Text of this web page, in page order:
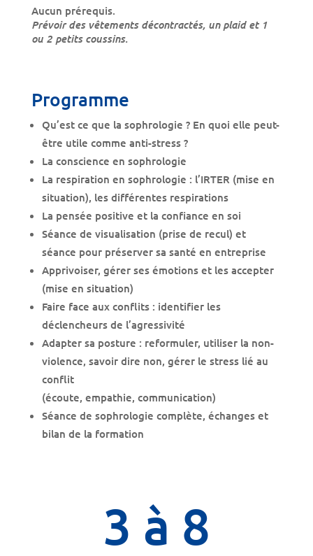
Aucun prérequis.
Prévoir des vêtements décontractés, un plaid et 1
ou 2 petits coussins.
Programme
Qu’est ce que la sophrologie ? En quoi elle peut-
être utile comme anti-stress ?
La conscience en sophrologie
La respiration en sophrologie : l’IRTER (mise en
situation), les différentes respirations
La pensée positive et la confiance en soi
Séance de visualisation (prise de recul) et
séance pour préserver sa santé en entreprise
Apprivoiser, gérer ses émotions et les accepter
(mise en situation)
Faire face aux conflits : identifier les
déclencheurs de l’agressivité
Adapter sa posture : reformuler, utiliser la non-
violence, savoir dire non, gérer le stress lié au
conflit
(écoute, empathie, communication)
Séance de sophrologie complète, échanges et
bilan de la formation
3 à 8